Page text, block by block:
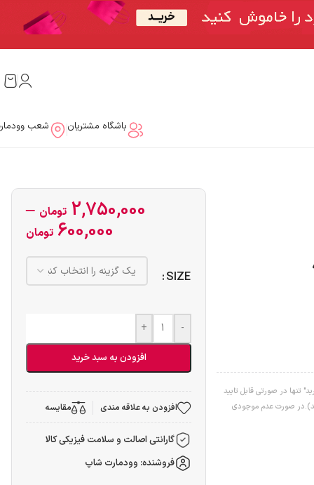
باشگاه مشتریان شعب
تنها در صورتی قابل تایید
صورت عدم موجودی
2,750,000 تومان –
600,000 تومان
SIZE
-
+
افزودن به سبد خرید
افزودن به علاقه مندی مقایسه
گارانتی اصالت و سلامت فیزیکی کالا
فروشنده: وودمارت شاپ